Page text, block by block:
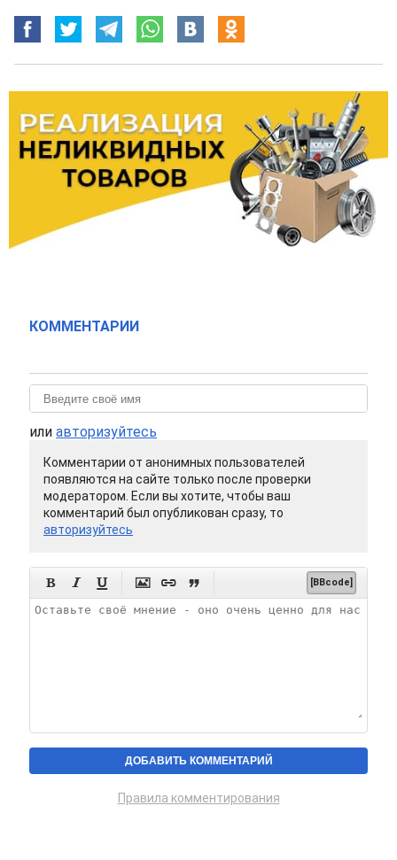
КОММЕНТАРИИ
или авторизуйтесь
Комментарии от анонимных пользователей
появляются на сайте только после проверки
модератором. Если вы хотите, чтобы ваш
комментарий был опубликован сразу, то
авторизуйтесь
      [BBcode]
Правила комментирования